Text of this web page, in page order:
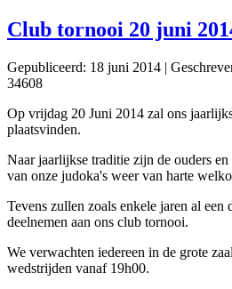
Club tornooi 20 juni
Gepubliceerd: 18 juni 2014 |
34608
Op vrijdag 20 Juni 2014 zal ons
plaatsvinden.
Naar jaarlijkse traditie zijn de ouders
van onze judoka's weer van harte
Tevens zullen zoals enkele jaren al een
deelnemen aan ons club tornooi.
We verwachten iedereen in de grote
wedstrijden vanaf 19h00.